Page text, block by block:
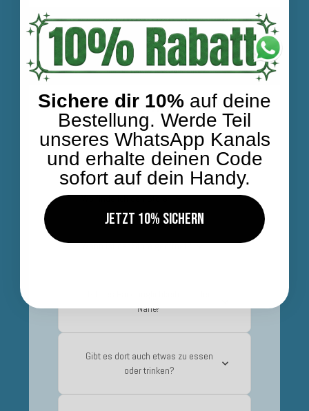
Allgemeines
Was genau ist ein Conceptstore?
Wo finde ich den Store?
Wann ist der Store geöffnet?
Nähe?
Gibt es dort auch etwas zu essen
oder trinken?
Sichere dir 10% auf deine
Bestellung. Werde Teil
unseres WhatsApp Kanals
und erhalte deinen Code
sofort auf dein Handy.
Jetzt 10% sichern